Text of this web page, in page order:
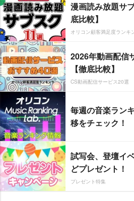
漫画読み放題サ
底比較】
オリコン顧客満足度ランキ
2026年動画配信
【徹底比較】
CS動画配信サービス20選
毎週の音楽ラン
移をチェック！
試写会、登壇イ
どプレゼント！
プレゼント特集